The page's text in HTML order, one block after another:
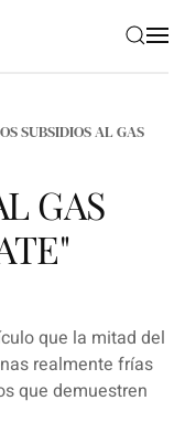
SUBSIDIOS AL GAS
GAS
que la mitad del
realmente frías
que demuestren